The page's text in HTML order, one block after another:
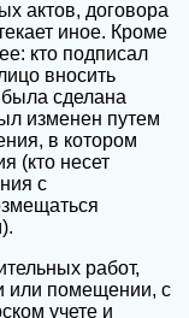
актов, договора
иное. Кроме
кто подписал
вносить
сделана
изменен путем
в котором
(кто несет
с
работ,
или помещении, с
учете и